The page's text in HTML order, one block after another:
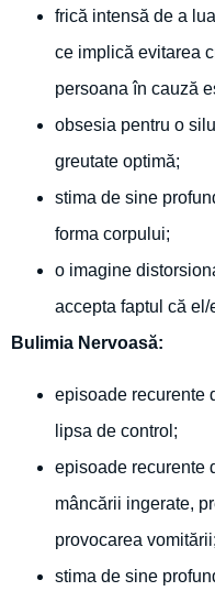
frică intensă de a
ce implică evitarea
persoana în cauză
obsesia pentru o
greutate optimă;
stima de sine
forma corpului;
o imagine
accepta faptul că
Bulimia Nervoasă:
episoade recurente
lipsa de control;
episoade recurente
mâncării ingerate,
provocarea vomitării;
stima de sine